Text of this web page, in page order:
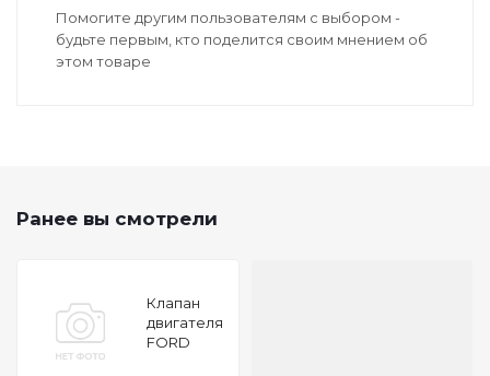
Помогите другим пользователям с выбором -
будьте первым, кто поделится своим мнением об
этом товаре
Ранее вы смотрели
Клапан
двигателя
FORD